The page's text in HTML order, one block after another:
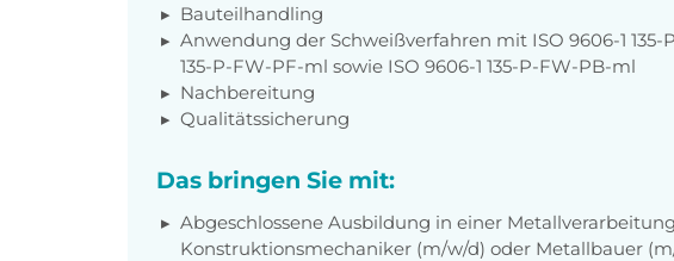
Bauteilhandling
Anwendung der Schweißverfahren mit ISO 9606-1 135-
135-P-FW-PF-ml sowie ISO 9606-1 135-P-FW-PB-ml
Nachbereitung
Qualitätssicherung
Das bringen Sie mit:
Abgeschlossene Ausbildung in einer
Konstruktionsmechaniker (m/w/d) oder Metallbauer